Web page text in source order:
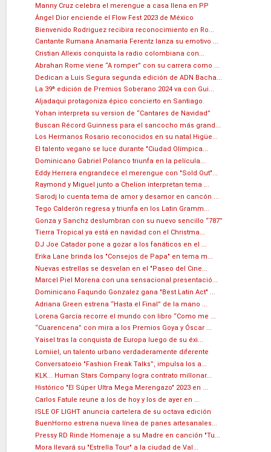
Manny Cruz celebra el merengue a casa llena en PP
Ángel Dior enciende el Flow Fest 2023 de México
Bienvenido Rodriguez recibira reconocimiento en Ro...
Cantante Rumana Anamaría Ferentz lanza su emotivo ...
Cristian Allexis conquista la radio colombiana con...
Abrahan Rome viene “A romper” con su carrera como ...
Dedican a Luis Segura segunda edición de ADN Bacha...
La 39ª edición de Premios Soberano 2024 va con Gui...
Aljadaqui protagoniza épico concierto en Santiago.
Yohan interpreta su version de “Cantares de Navidad”
Buscan Récord Guinness para el sancocho más grand...
Los Hermanos Rosario reconocidos en su natal Higüe...
El talento vegano se luce durante "Ciudad Olímpica...
Dominicano Gabriel Polanco triunfa en la película...
Eddy Herrera engrandece el merengue con "Sold Out"...
Raymond y Miguel junto a Chelion interpretan tema ...
Sarodj lo cuenta tema de amor y desamor en cancón ...
Tego Calderón regresa y triunfa en los Latin Gramm...
Gonza y Sanchz deslumbran con su nuevo sencillo “787”
Tierra Tropical ya está en navidad con el Christma...
DJ Joe Catador pone a gozar a los fanáticos en el ...
Erika Lane brinda los "Consejos de Papa" en tema m...
Nuevas estrellas se desvelan en el "Paseo del Cine...
Marcel Piel Morena con una sensacional presentació...
Dominicano Faqundo Gonzalez gana "Best Latin Act" ...
Adriana Green estrena “Hasta el Final” de la mano ...
Lorena García recorre el mundo con libro “Como me ...
“Cuarencena” con mira a los Premios Goya y Óscar ...
Yaisel tras la conquista de Europa luego de su éxi...
Lomiiel, un talento urbano verdaderamente diferente
Conversatoeio "Fashion Freak Talks”, impulsa los a...
KLK... Human Stars Company logra contrato millonar...
Histórico "El Súper Ultra Mega Merengazo" 2023 en ...
Carlos Fatule reune a los de hoy y los de ayer en ...
ISLE OF LIGHT anuncia cartelera de su octava edición
BuenHorno estrena nueva línea de panes artesanales...
Pressy RD Rinde Homenaje a su Madre en canción "Tu...
Mora llevará su "Estrella Tour" a la ciudad de Val...